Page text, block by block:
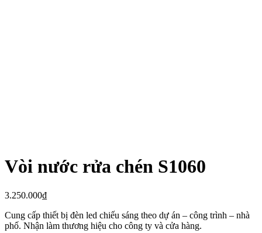
Vòi nước rửa chén S1060
3.250.000₫
Cung cấp thiết bị đèn led chiếu sáng theo dự án – công trình – nhà
phố. Nhận làm thương hiệu cho công ty và cửa hàng.